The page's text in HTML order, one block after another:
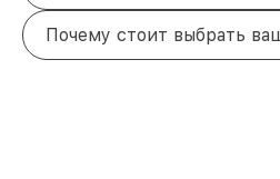
Почему стоит выбрать